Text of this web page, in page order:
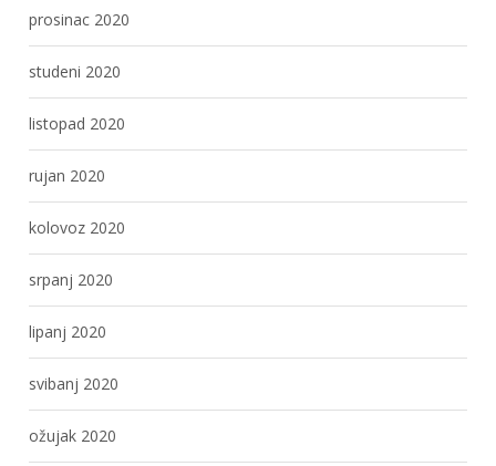
prosinac 2020
studeni 2020
listopad 2020
rujan 2020
kolovoz 2020
srpanj 2020
lipanj 2020
svibanj 2020
ožujak 2020